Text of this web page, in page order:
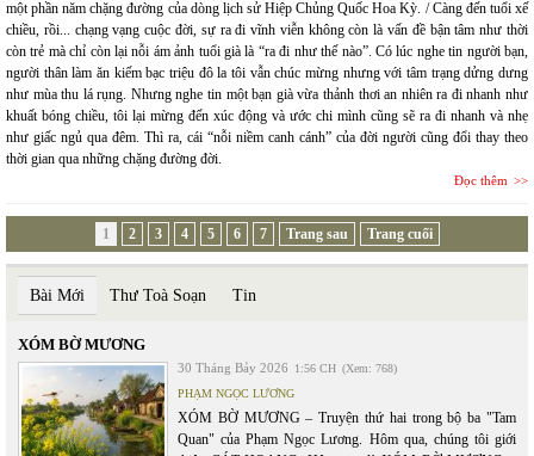
một phần năm chặng đường của dòng lịch sử Hiệp Chủng Quốc Hoa Kỳ. / Càng đến tuổi xế
chiều, rồi... chạng vạng cuộc đời, sự ra đi vĩnh viễn không còn là vấn đề bận tâm như thời
còn trẻ mà chỉ còn lại nỗi ám ảnh tuổi già là “ra đi như thế nào”. Có lúc nghe tin người bạn,
người thân làm ăn kiếm bạc triệu đô la tôi vẫn chúc mừng nhưng với tâm trạng dửng dưng
như mùa thu lá rụng. Nhưng nghe tin một bạn già vừa thảnh thơi an nhiên ra đi nhanh như
khuất bóng chiều, tôi lại mừng đến xúc động và ước chi mình cũng sẽ ra đi nhanh và nhẹ
như giấc ngủ qua đêm. Thì ra, cái “nỗi niềm canh cánh” của đời người cũng đổi thay theo
thời gian qua những chặng đường đời.
Đọc thêm
1 2 3 4 5 6 7 Trang sau Trang cuối
Bài Mới Thư Toà Soạn Tin
XÓM BỜ MƯƠNG
30 Tháng Bảy 2026 1:56 CH (Xem: 768)
PHẠM NGỌC LƯƠNG
XÓM BỜ MƯƠNG – Truyện thứ hai trong bộ ba "Tam
Quan" của Phạm Ngọc Lương. Hôm qua, chúng tôi giới